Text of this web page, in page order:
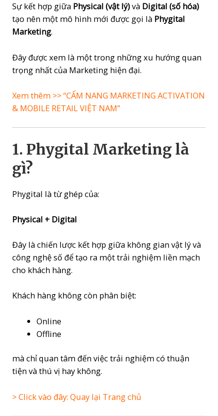
Sự kết hợp giữa Physical (vật lý)và Digital (số hóa)
tạo nên một mô hình mới được gọi là Phygital
Marketing.
Đây được xem là một trong những xu hướng quan
trọng nhất của Marketing hiện đại.
Xem thêm >> “CẨM NANG MARKETING ACTIVATION
& MOBILE RETAIL VIỆT NAM”
1. Phygital Marketing là
gì?
Phygital là từ ghép của:
Physical + Digital
Đây là chiến lược kết hợp giữa không gian vật lý và
công nghệ số để tạo ra một trải nghiệm liền mạch
cho khách hàng.
Khách hàng không còn phân biệt:
Online
Offline
mà chỉ quan tâm đến việc trải nghiệm có thuận
tiện và thú vị hay không.
> Click vào đây: Quay lại Trang chủ